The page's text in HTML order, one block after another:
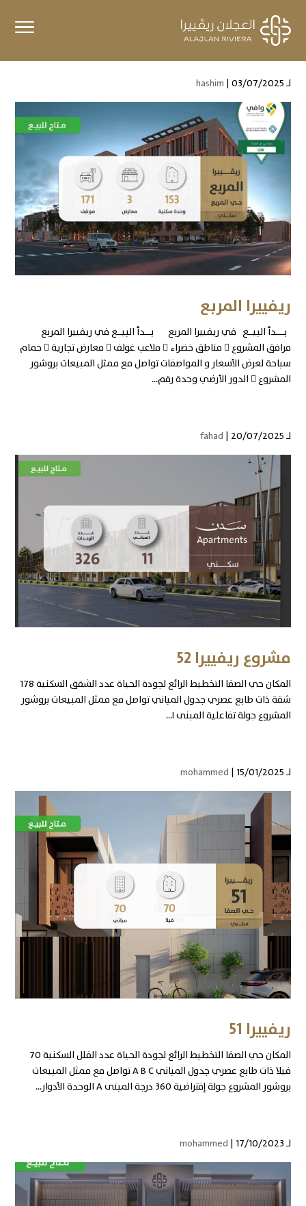
لـ hashim | 03/07/2025
ريفييرا المربع
بــــدأ البيــع في ريفييرا المربع بـــدأ البيــع في ريفييرا المربع
مرافق المشروع  مناطق خضراء  ملاعب غولف  معارض تجارية  حمام
سباحة لعرض الأسعار و المواصفات تواصل مع ممثل المبيعات بروشور
المشروع  الدور الأرضي وحدة رقم...
لـ fahad | 20/07/2025
مشروع ريفييرا 52
المكان حي الصفا التخطيط الرائع لجودة الحياة عدد الشقق السكنية 178
شقة ذات طابع عصري جدول المباني تواصل مع ممثل المبيعات بروشور
المشروع جولة تفاعلية المبنى I...
لـ mohammed | 15/01/2025
ريفييرا 51
المكان حي الصفا التخطيط الرائع لجودة الحياة عدد الفلل السكنية 70
فيلا ذات طابع عصري جدول المباني A B C تواصل مع ممثل المبيعات
بروشور المشروع جولة إفتراضية 360 درجة المبنى A الوحدة الأدوار...
لـ mohammed | 17/10/2023